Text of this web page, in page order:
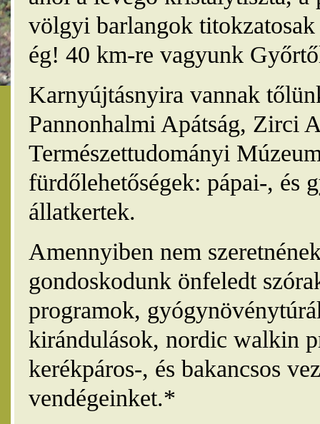
völgyi barlangok
ég! 40 km-re vagyunk
Karnyújtásnyira vannak
Pannonhalmi Apátság, Zirci
Természettudományi
fürdőlehetőségek: pápai-, és
állatkertek.
Amennyiben nem
gondoskodunk önfeledt
programok,
kirándulások, nordic walkin
kerékpáros-, és bakancsos
vendégeinket.*